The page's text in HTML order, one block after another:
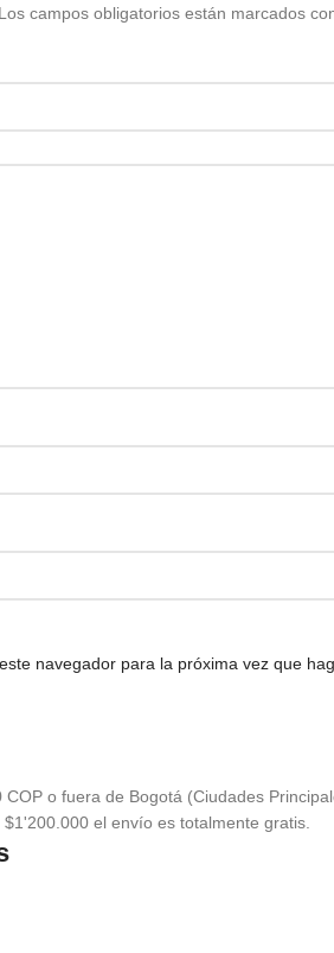
Los campos obligatorios están marcados
navegador para la próxima vez que
o fuera de Bogotá (Ciudades
el envío es totalmente gratis.